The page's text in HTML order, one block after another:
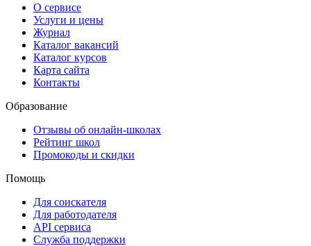
О сервисе
Услуги и цены
Журнал
Каталог вакансий
Каталог курсов
Карта сайта
Контакты
Образование
Отзывы об онлайн-школах
Рейтинг школ
Промокоды и скидки
Помощь
Для соискателя
Для работодателя
API сервиса
Служба поддержки